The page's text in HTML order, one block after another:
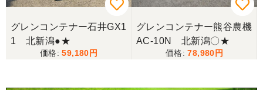
グレンコンテナー石井GX1
1 北新潟●★
59,180
グレンコンテナー熊谷農機
AC-10N 北新潟〇★
78,980